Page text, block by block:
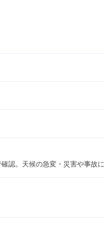
認。天候の急変・災害や事故に